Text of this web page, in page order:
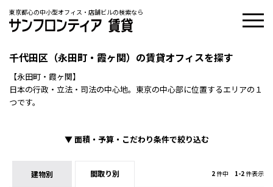
東京都心の中小型オフィス・店舗ビルの検索なら
千代田区（永田町・霞ヶ関）の賃貸オフィスを探す
【永田町・霞ヶ関】
日本の行政・立法・司法の中心地。東京の中心部に位置するエリアの１
つです。
▼面積・予算・こだわり条件で絞り込む
建物別 間取り別 2件中 1-2件表示